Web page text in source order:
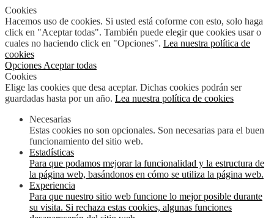
Cookies
Hacemos uso de cookies. Si usted está coforme con esto, solo haga
click en "Aceptar todas". También puede elegir que cookies usar o
cuales no haciendo click en "Opciones". Lea nuestra política de
cookies
OpcionesAceptar todas
Cookies
Elige las cookies que desa aceptar. Dichas cookies podrán ser
guardadas hasta por un año. Lea nuestra política de cookies
Necesarias
Estas cookies no son opcionales. Son necesarias para el buen
funcionamiento del sitio web.
Estadísticas
Para que podamos mejorar la funcionalidad y la estructura de
la página web, basándonos en cómo se utiliza la página web.
Experiencia
Para que nuestro sitio web funcione lo mejor posible durante
su visita. Si rechaza estas cookies, algunas funciones